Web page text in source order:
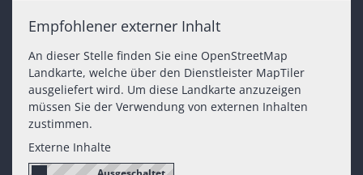
Empfohlener externer Inhalt
An dieser Stelle finden Sie eine OpenStreetMap
Landkarte, welche über den Dienstleister MapTiler
ausgeliefert wird. Um diese Landkarte anzuzeigen
müssen Sie der Verwendung von externen Inhalten
zustimmen.
Externe Inhalte